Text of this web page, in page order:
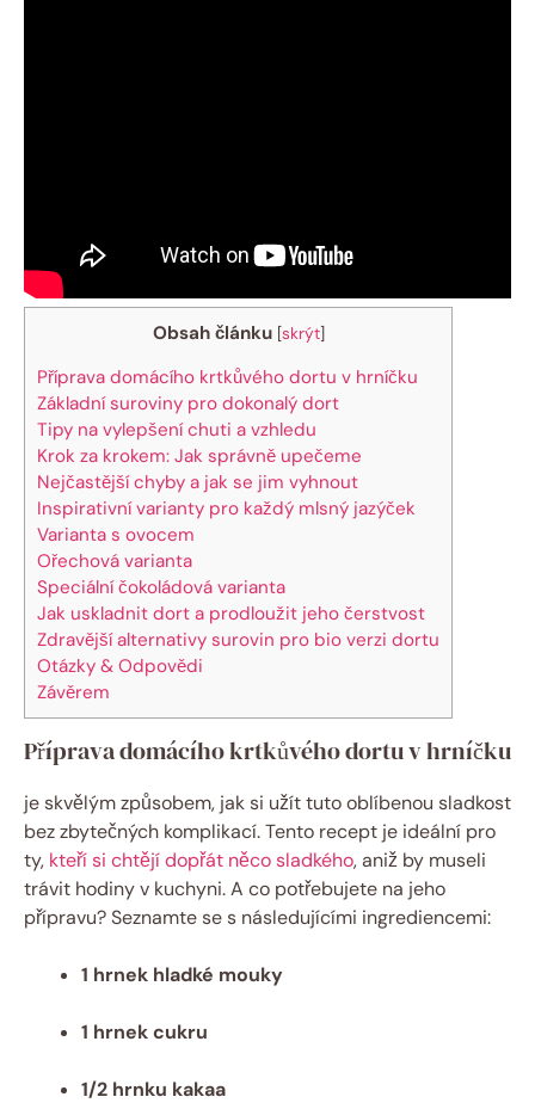
Obsah článku [skrýt]
Příprava domácího krtkůvého dortu v hrníčku
Základní suroviny pro dokonalý dort
Tipy na vylepšení chuti a vzhledu
Krok za krokem: Jak správně upečeme
Nejčastější chyby a jak se jim vyhnout
Inspirativní varianty pro každý mlsný jazýček
Varianta s ovocem
Ořechová varianta
Speciální čokoládová varianta
Jak uskladnit dort a prodloužit jeho čerstvost
Zdravější alternativy surovin pro bio verzi dortu
Otázky & Odpovědi
Závěrem
Příprava domácího krtkůvého dortu v hrníčku
je skvělým způsobem, jak si užít tuto oblíbenou sladkost
bez zbytečných komplikací. Tento recept je ideální pro
ty, kteří si chtějí dopřát něco sladkého, aniž by museli
trávit hodiny v kuchyni. A co potřebujete na jeho
přípravu? Seznamte se s následujícími ingrediencemi:
1 hrnek hladké mouky
1 hrnek cukru
1/2 hrnku kakaa